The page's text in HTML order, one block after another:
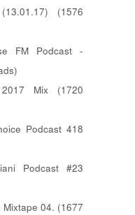
(1576
FM Podcast -
Mix (1720
Podcast 418
Podcast #23
04. (1677